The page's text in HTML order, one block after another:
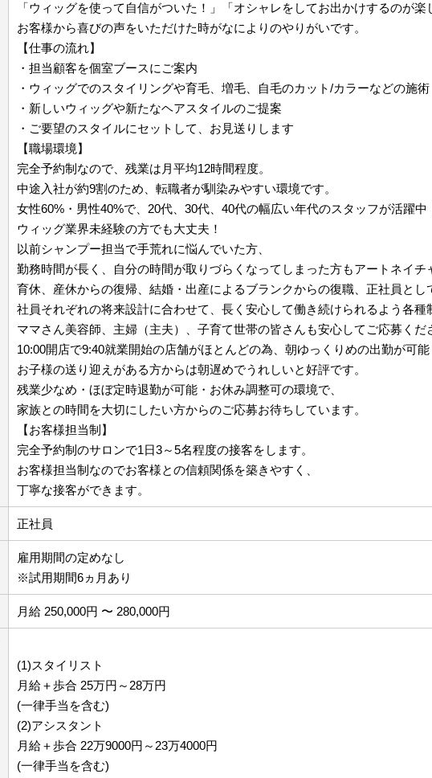
「ウィッグを使って自信がついた！」「オシャレをしてお出かけするのが楽
お客様から喜びの声をいただけた時がなによりのやりがいです。
【仕事の流れ】
・担当顧客を個室ブースにご案内
・ウィッグでのスタイリングや育毛、増毛、自毛のカット/カラーなどの施術
・新しいウィッグや新たなヘアスタイルのご提案
・ご要望のスタイルにセットして、お見送りします
【職場環境】
完全予約制なので、残業は月平均12時間程度。
中途入社が約9割のため、転職者が馴染みやすい環境です。
女性60%・男性40%で、20代、30代、40代の幅広い年代のスタッフが活躍中
ウィッグ業界未経験の方でも大丈夫！
以前シャンプー担当で手荒れに悩んでいた方、
勤務時間が長く、自分の時間が取りづらくなってしまった方もアートネイチ
育休、産休からの復帰、結婚・出産によるブランクからの復職、正社員とし
社員それぞれの将来設計に合わせて、長く安心して働き続けられるよう各種
ママさん美容師、主婦（主夫）、子育て世帯の皆さんも安心してご応募くだ
10:00開店で9:40就業開始の店舗がほとんどの為、朝ゆっくりめの出勤が可能
お子様の送り迎えがある方からは朝遅めでうれしいと好評です。
残業少なめ・ほぼ定時退勤が可能・お休み調整可の環境で、
家族との時間を大切にしたい方からのご応募お待ちしています。
【お客様担当制】
完全予約制のサロンで1日3～5名程度の接客をします。
お客様担当制なのでお客様との信頼関係を築きやすく、
丁寧な接客ができます。
正社員
雇用期間の定めなし
※試用期間6ヵ月あり
月給 250,000円 〜 280,000円
(1)スタイリスト
月給＋歩合 25万円～28万円
(一律手当を含む)
(2)アシスタント
月給＋歩合 22万9000円～23万4000円
(一律手当を含む)